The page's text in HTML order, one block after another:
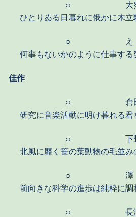
○
ひとりゐる日暮れに俄かに木
○
何事もないかのように仕事す
佳作
○
研究に音楽活動に明け暮れる
○
北風に靡く笹の葉動物の毛並
○
前向きな科学の進歩は純粋に
○